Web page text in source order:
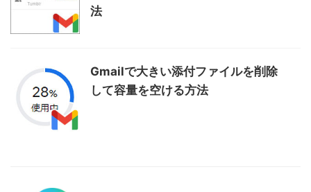
法
Gmailで大きい添付ファイルを削除
して容量を空ける方法